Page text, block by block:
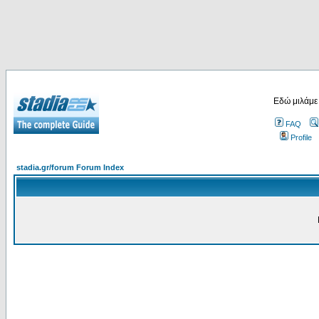
Εδώ
FAQ
Profile
stadia.gr/forum Forum Index